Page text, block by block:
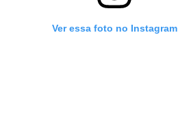
Ver essa foto no Instagram